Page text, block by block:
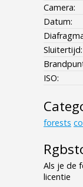
Camera:
Datum:
Sluitertijd:
ISO:
forests
Als je de
licentie